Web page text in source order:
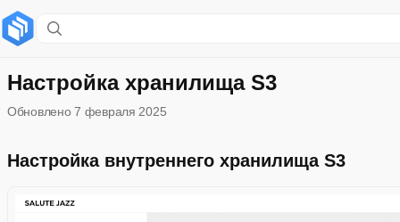
Настройка внутреннего хранилища S3
Настройка внешнего хранилища S3
Настройка хранилища S3
Обновлено 7 февраля 2025
Настройка внутреннего хранилища S3